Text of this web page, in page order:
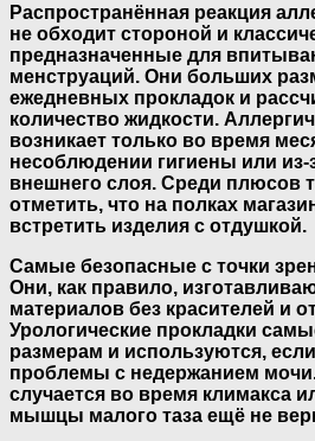
Распространённая реакция
не обходит стороной и
предназначенные для
менструаций. Они больших
ежедневных прокладок и
количество жидкости.
возникает только во время
несоблюдении гигиены или из-
внешнего слоя. Среди плюсов
отметить, что на полках
встретить изделия с отдушкой.
Самые безопасные с точки
Они, как правило,
материалов без красителей и
Урологические прокладки
размерам и используются,
проблемы с недержанием
случается во время климакса
мышцы малого таза ещё не